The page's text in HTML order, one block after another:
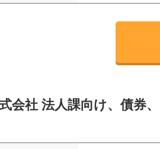
会社 法人課向け、債券